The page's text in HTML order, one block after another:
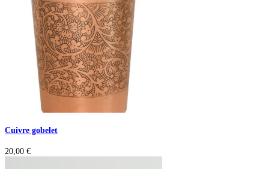
Cuivre gobelet
20,00 €